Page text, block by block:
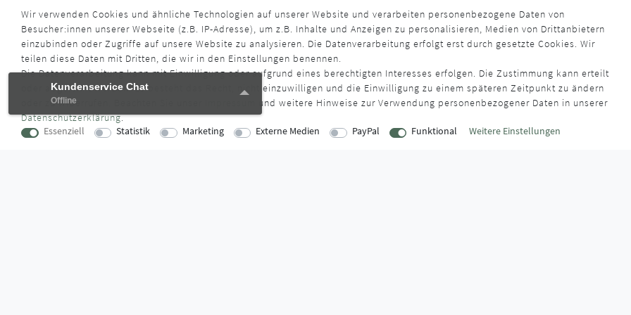
*inkl. ges. MwSt.zzgl.Versandkosten
Lieferzeit ca. 4 - 6 Wochen
*inkl. ges. MwSt.zzgl.Versandkosten
Lieferzeit ca. 4 - 6 Wochen
*inkl. ges. MwSt. zzgl.
Lieferzeit ca. 4 - 6 Wochen
Wir verwenden Cookies und ähnliche Technologien auf unserer Website und verarbeiten personenbezogene Daten von
Besucher:innen unserer Webseite (z.B. IP-Adresse), um z.B. Inhalte und Anzeigen zu personalisieren, Medien von Drittanbietern
einzubinden oder Zugriffe auf unsere Website zu analysieren. Die Datenverarbeitung erfolgt erst durch gesetzte Cookies. Wir
teilen diese Daten mit Dritten, die wir in den Einstellungen benennen.
Die Datenverarbeitung kann mit Einwilligung oder aufgrund eines berechtigten Interesses erfolgen. Die Zustimmung kann erteilt
oder abgelehnt werden. Es besteht das Recht, nicht einzuwilligen und die Einwilligung zu einem späteren Zeitpunkt zu ändern
oder zu widerrufen. Beachten Sie unser
und weitere Hinweise zur Verwendung personenbezogener Daten in unserer
Daten­schutz­erklärung.
Essenziell
Statistik Marketing Externe Medien PayPal Funktional Weitere Einstellungen
Kundenservice Chat
Offline
Kundenservice Chat
Offline